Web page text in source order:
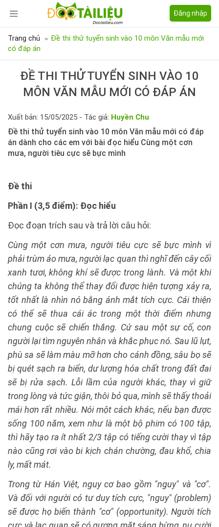
Đăng nhập
Trang chủ
Đề thi thử tuyển sinh vào 10 môn Văn mẫu mới
có đáp án
ĐỀ THI THỬ TUYỂN SINH VÀO 10
MÔN VĂN MẪU MỚI CÓ ĐÁP ÁN
Xuất bản: 15/05/2025 - Tác giả: Huyền Chu
Đề thi thử tuyển sinh vào 10 môn Văn mẫu mới có đáp
án dành cho các em với bài đọc hiểu Cùng một cơn
mưa, người tiêu cực sẽ bực mình
Đề thi
Phần I (3,5 điểm): Đọc hiểu
Đọc đoạn trích sau và trả lời câu hỏi:
Cùng một cơn mưa, người tiêu cực sẽ bực mình vì
phải trùm áo mưa, người lạc quan thì nghĩ đến cây cối
xanh tươi, không khí sẽ được trong lành. Và một khi
chúng ta không thể thay đổi được hiện tượng xảy ra,
tốt nhất là nhìn nó bằng ánh mắt tích cực. Cái thiện
có thể sẽ thua cái ác trong một thời điểm nhưng
chung cuộc sẽ chiến thắng. Cứ sau một sự cố, con
người lại tìm nguyên nhân và khắc phục nó. Sau lũ lụt,
phù sa sẽ làm màu mỡ hơn cho cánh đồng, sâu bọ sẽ
bị quét sạch ra biển, dư lượng hóa chất trong đất đai
sẽ bị rửa sạch. Lỗi lầm của người khác, thay vì giữ
trong lòng và tức giận, thôi bỏ qua, mình sẽ thấy thoải
mái hơn rất nhiều. Nói một cách khác, nếu bạn được
sống 100 năm, xem như là một bộ phim có 100 tập,
thì hãy tạo ra ít nhất 2/3 tập có tiếng cười thay vì tập
nào cũng rơi vào bi kịch chán chường, đau khổ, chia
ly, mất mát.
Trong từ Hán Việt, nguy cơ bao gồm "nguy" và "cơ".
Và đối với người có tư duy tích cực, "nguy" (problem)
sẽ được họ biến thành "cơ" (opportunity). Người tích